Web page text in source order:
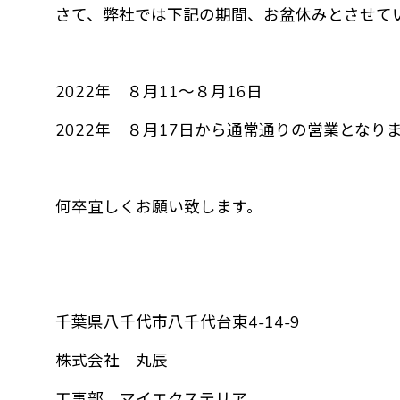
さて、弊社では下記の期間、お盆休みとさせて
2022年 ８月11～８月16日
2022年 ８月17日から通常通りの営業となりま
何卒宜しくお願い致します。
千葉県八千代市八千代台東4-14-9
株式会社 丸辰